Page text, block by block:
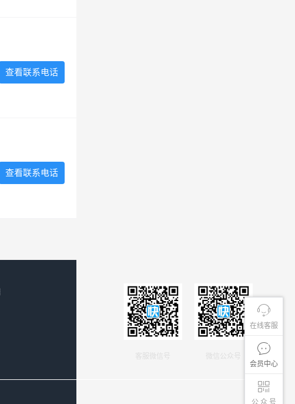
在线客服
会员中心
公 众 号
查看联系电话
查看联系电话
客服微信号